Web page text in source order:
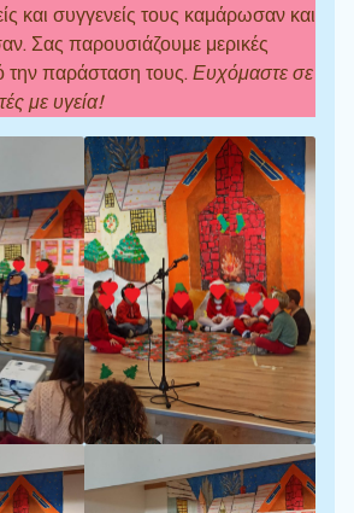
και συγγενείς τους καμάρωσαν και
Σας παρουσιάζουμε μερικές
παράσταση τους. Ευχόμαστε σε
με υγεία!